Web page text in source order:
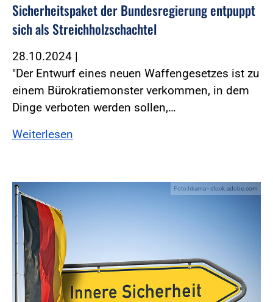
Sicherheitspaket der Bundesregierung entpuppt
sich als Streichholzschachtel
28.10.2024 |
"Der Entwurf eines neuen Waffengesetzes ist zu
einem Bürokratiemonster verkommen, in dem
Dinge verboten werden sollen,…
Weiterlesen
Foto:hkama - stock.adobe.com